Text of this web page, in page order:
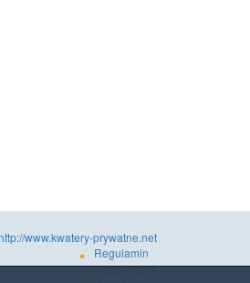
www.kwatery-prywatne.net
Regulamin
Nasza oferta